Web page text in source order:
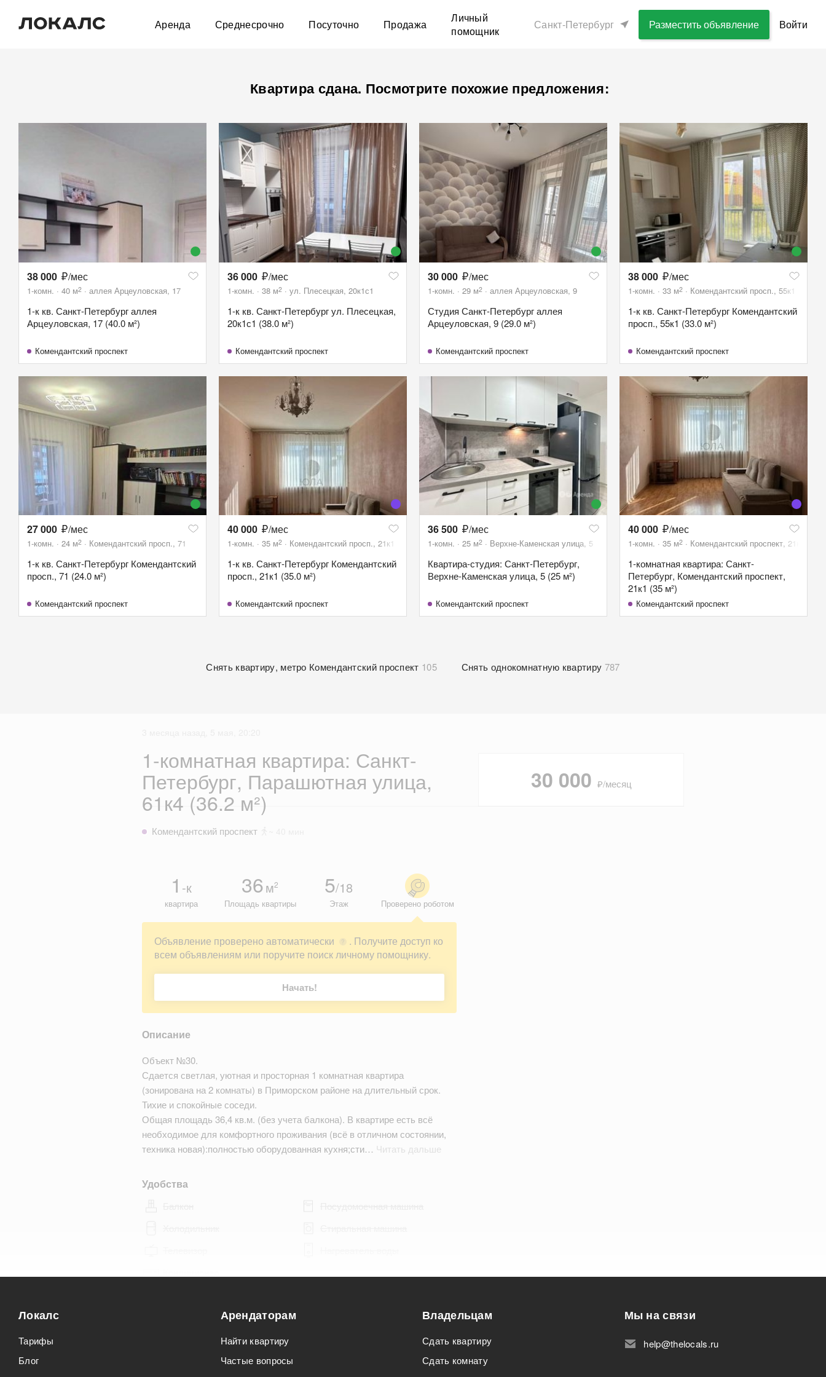
Аренда Среднесрочно Посуточно Продажа
Личный
помощник
Санкт-Петербург Разместить объявление Войти
Квартира сдана. Посмотрите похожие предложения:
38 000 /мес
1-комн. 40 м2 аллея Арцеуловская, 17
1-к кв. Санкт-Петербург аллея
Арцеуловская, 17 (40.0 м²)
Комендантский проспект
36 000 /мес
1-комн. 38 м2 ул. Плесецкая, 20к1с1
1-к кв. Санкт-Петербург ул. Плесецкая,
20к1с1 (38.0 м²)
Комендантский проспект
30 000 /мес
1-комн. 29 м2 аллея Арцеуловская, 9
Студия Санкт-Петербург аллея
Арцеуловская, 9 (29.0 м²)
Комендантский проспект
38 000 /мес
1-комн. 33 м2 Комендантский просп., 55к1
1-к кв. Санкт-Петербург Комендантский
просп., 55к1 (33.0 м²)
Комендантский проспект
27 000 /мес
1-комн. 24 м2 Комендантский просп., 71
1-к кв. Санкт-Петербург Комендантский
просп., 71 (24.0 м²)
Комендантский проспект
40 000 /мес
1-комн. 35 м2 Комендантский просп., 21к1
1-к кв. Санкт-Петербург Комендантский
просп., 21к1 (35.0 м²)
Комендантский проспект
36 500 /мес
1-комн. 25 м2 Верхне-Каменская улица, 5
Квартира-студия: Санкт-Петербург,
Верхне-Каменская улица, 5 (25 м²)
Комендантский проспект
40 000 /мес
1-комн. 35 м2 Комендантский проспект, 21к1
1-комнатная квартира: Санкт-
Петербург, Комендантский проспект,
21к1 (35 м²)
Комендантский проспект
Снять квартиру, метро Комендантский проспект 105 Снять однокомнатную квартиру 787
1-комнатная квартира: Санкт-
Петербург, Парашютная улица,
61к4 (36.2 м²)
Комендантский проспект
1 -к
квартира
36м2
Площадь квартиры
5/18
Этаж Проверено роботом
Объявление проверено автоматически ?
. Получите доступ ко
всем объявлениям или поручите поиск личному помощнику.
Начать!
Описание
Объект №30.
Сдается светлая, уютная и просторная 1 комнатная квартира
(зонирована на 2 комнаты) в Приморском районе на длительный срок.
Тихие и спокойные соседи.
Общая площадь 36,4 кв.м. (без учета балкона). В квартире есть всё
необходимое для комфортного проживания (всё в отличном состоянии,
техника новая):полностью оборудованная кухня;сти… Читать дальше
Удобства
Можно с животными
Подходит для семьи с детьми
30 000 ₽/месяц
Локалс
Тарифы
Блог
Арендаторам
Найти квартиру
Частые вопросы
Владельцам
Сдать квартиру
Сдать комнату
Мы на связи
help@thelocals.ru